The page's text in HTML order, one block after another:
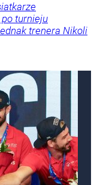
turnieju
trenera Nikoli